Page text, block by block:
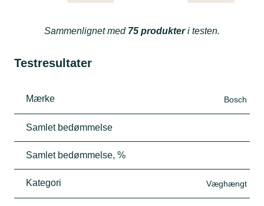
Sammenlignet med 75 produkteri testen.
Testresultater
Mærke Bosch
Samlet bedømmelse
Samlet bedømmelse, %
Kategori Væghængt